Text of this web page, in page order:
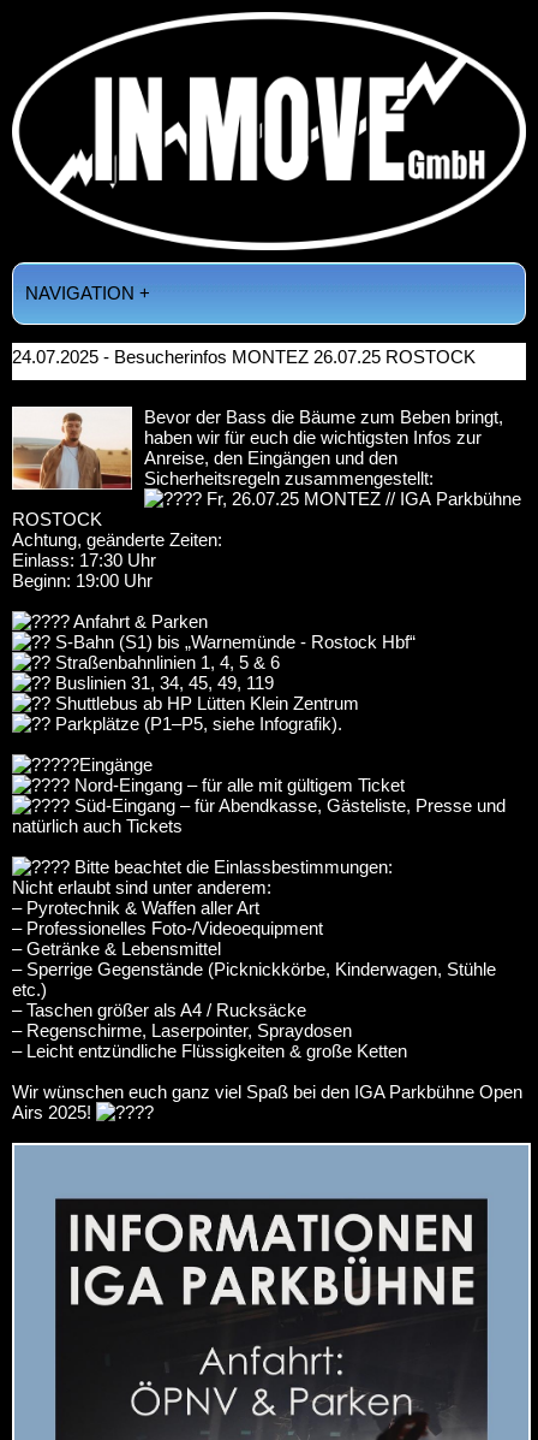
NAVIGATION +
24.07.2025 - Besucherinfos MONTEZ 26.07.25 ROSTOCK
Bevor der Bass die Bäume zum Beben bringt,
haben wir für euch die wichtigsten Infos zur
Anreise, den Eingängen und den
Sicherheitsregeln zusammengestellt:
Fr, 26.07.25 MONTEZ // IGA Parkbühne
ROSTOCK
Achtung, geänderte Zeiten:
Einlass: 17:30 Uhr
Beginn: 19:00 Uhr
Anfahrt & Parken
S-Bahn (S1) bis „Warnemünde - Rostock Hbf“
Straßenbahnlinien 1, 4, 5 & 6
Buslinien 31, 34, 45, 49, 119
Shuttlebus ab HP Lütten Klein Zentrum
Parkplätze (P1–P5, siehe Infografik).
Eingänge
Nord-Eingang – für alle mit gültigem Ticket
Süd-Eingang – für Abendkasse, Gästeliste, Presse und
natürlich auch Tickets
Bitte beachtet die Einlassbestimmungen:
Nicht erlaubt sind unter anderem:
– Pyrotechnik & Waffen aller Art
– Professionelles Foto-/Videoequipment
– Getränke & Lebensmittel
– Sperrige Gegenstände (Picknickkörbe, Kinderwagen, Stühle
etc.)
– Taschen größer als A4 / Rucksäcke
– Regenschirme, Laserpointer, Spraydosen
– Leicht entzündliche Flüssigkeiten & große Ketten
Wir wünschen euch ganz viel Spaß bei den IGA Parkbühne Open
Airs 2025!